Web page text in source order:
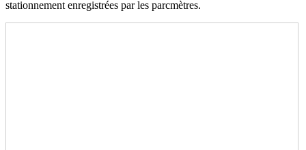
stationnement enregistrées par les parcmètres.